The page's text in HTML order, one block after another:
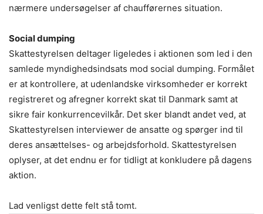
nærmere undersøgelser af chaufførernes situation.
Social dumping
Skattestyrelsen deltager ligeledes i aktionen som led i den
samlede myndighedsindsats mod social dumping. Formålet
er at kontrollere, at udenlandske virksomheder er korrekt
registreret og afregner korrekt skat til Danmark samt at
sikre fair konkurrencevilkår. Det sker blandt andet ved, at
Skattestyrelsen interviewer de ansatte og spørger ind til
deres ansættelses- og arbejdsforhold. Skattestyrelsen
oplyser, at det endnu er for tidligt at konkludere på dagens
aktion.
Lad venligst dette felt stå tomt.